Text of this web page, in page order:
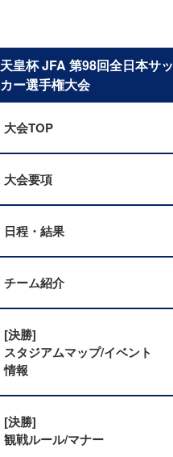
天皇杯 JFA 第98回全日本サッ
カー選手権大会
大会TOP
大会要項
日程・結果
チーム紹介
[決勝]
スタジアムマップ/イベント
情報
[決勝]
観戦ルール/マナー